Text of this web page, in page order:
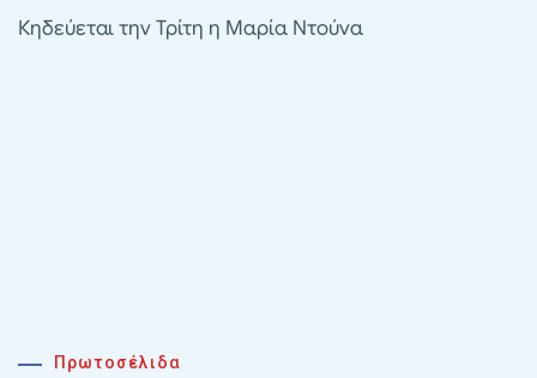
Κηδεύεται την Τρίτη η Μαρία Ντούνα
Πρωτοσέλιδα